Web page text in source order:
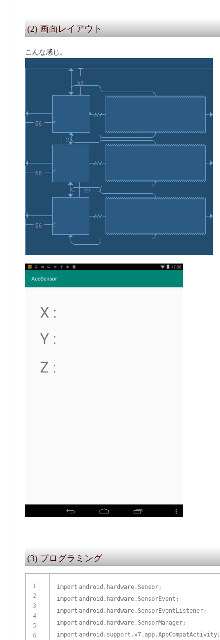
(2) 画面レイアウト
こんな感じ。
(3) プログラミング
1
2
3
4
5
6
import android.hardware.Sensor;
import android.hardware.SensorEvent;
import android.hardware.SensorEventListener;
import android.hardware.SensorManager;
import android.support.v7.app.AppCompatActivity;